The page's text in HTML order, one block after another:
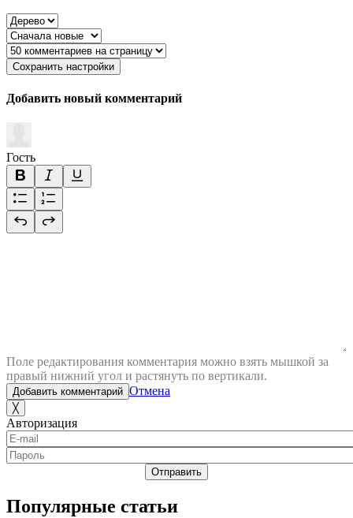
Сохранить настройки
Добавить новый комментарий
Гость
Поле редактирования комментария можно взять мышкой за
правый нижний угол и растянуть по вертикали.
Добавить комментарий Отмена
╳
Авторизация
Отправить
Популярные статьи